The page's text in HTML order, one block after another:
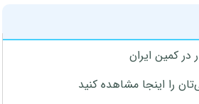
در کمین ایران
را اینجا مشاهده کنید